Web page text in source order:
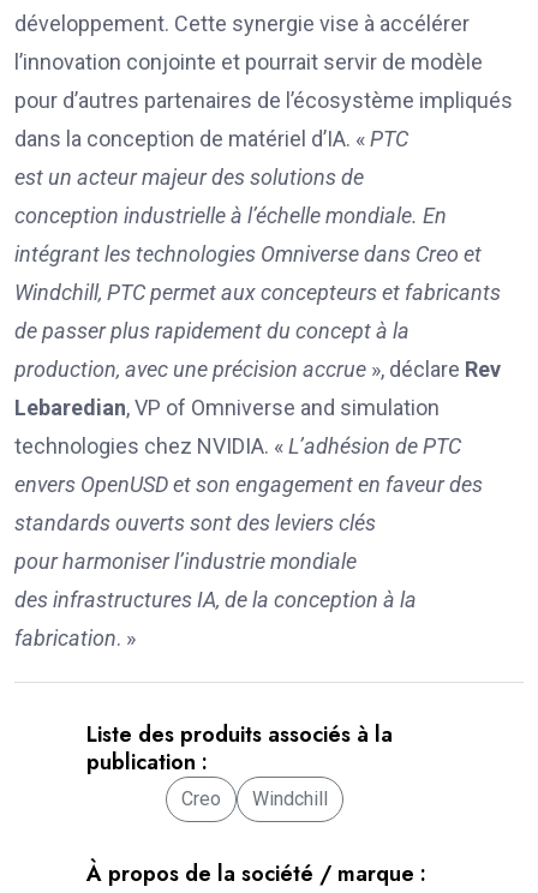
développement. Cette synergie vise à accélérer
l’innovation conjointe et pourrait servir de modèle
pour d’autres partenaires de l’écosystème impliqués
dans la conception de matériel d’IA. «PTC
est un acteur majeurdes solutions de
conception industrielleà l’échelle mondiale. En
intégrant les technologies Omniverse dans Creo et
Windchill, PTC permet aux concepteurs et fabricants
de passer plus rapidement du concept à la
production, avec uneprécision accrue », déclare Rev
Lebaredian, VP of Omniverse and simulation
technologies chez NVIDIA. «L’adhésion de PTC
envers OpenUSD etson engagement en faveurdes
standards ouvertssont des leviers clés
pourharmoniserl’industrie mondiale
desinfrastructuresIA, de la conception à la
fabrication. »
Liste des produits associés à la
publication :
Creo Windchill
À propos de la société / marque :